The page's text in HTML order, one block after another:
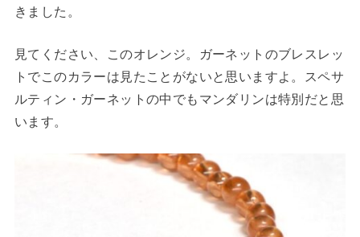
きました。
見てください、このオレンジ。ガーネットのブレスレッ
トでこのカラーは見たことがないと思いますよ。スペサ
ルティン・ガーネットの中でもマンダリンは特別だと思
います。